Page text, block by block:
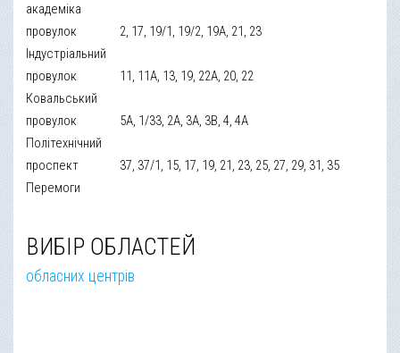
академіка
провулок
Індустріальний
2, 17, 19/1, 19/2, 19А, 21, 23
провулок
Ковальський
11, 11А, 13, 19, 22А, 20, 22
провулок
Політехнічний
5А, 1/33, 2А, 3А, 3В, 4, 4А
проспект
Перемоги
37, 37/1, 15, 17, 19, 21, 23, 25, 27, 29, 31, 35
ВИБІР ОБЛАСТЕЙ
обласних центрів